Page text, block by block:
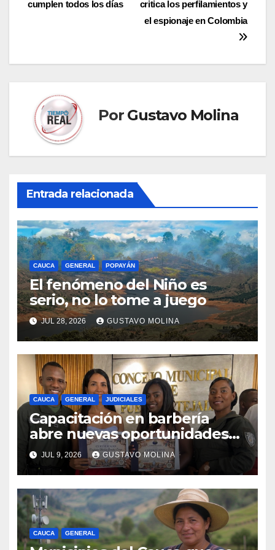
de
critica los perfilamientos y
el espionaje en Colombia
cumplen todos los días
Por Gustavo Molina
Entrada relacionada
CAUCA GENERAL POPAYÁN
El fenómeno del Niño es
serio, no lo tome a juego
JUL 28, 2026 GUSTAVO MOLINA
CAUCA GENERAL JUDICIALES
Capacitación en barbería
abre nuevas oportunidades
para los jóvenes de Puerto
Tejada, Cauca
JUL 9, 2026 GUSTAVO MOLINA
CAUCA GENERAL